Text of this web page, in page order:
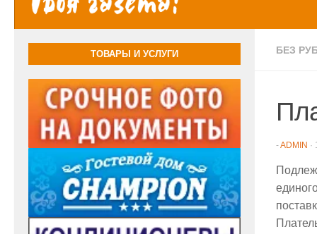
БЕЗ
-ADMIN ·
ТОВАРЫ И УСЛУГИ